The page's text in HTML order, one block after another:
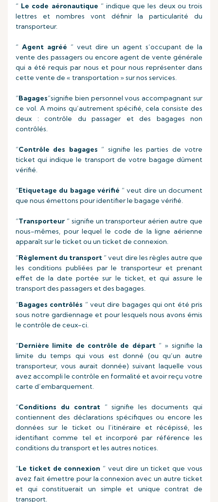
“ Le code aéronautique ” indique que les deux ou trois
lettres et nombres vont définir la particularité du
transporteur.
“ Agent agréé ” veut dire un agent s’occupant de la
vente des passagers ou encore agent de vente générale
qui a été requis par nous et pour nous représenter dans
cette vente de « transportation » sur nos services.
“Bagages”signifie bien personnel vous accompagnant sur
ce vol. A moins qu’autrement spécifié, cela consiste des
deux : contrôle du passager et des bagages non
contrôlés.
“Contrôle des bagages ” signifie les parties de votre
ticket qui indique le transport de votre bagage dûment
vérifié.
“Etiquetage du bagage vérifié ” veut dire un document
que nous émettons pour identifier le bagage vérifié.
“Transporteur ” signifie un transporteur aérien autre que
nous-mêmes, pour lequel le code de la ligne aérienne
apparaît sur le ticket ou un ticket de connexion.
“Règlement du transport ” veut dire les règles autre que
les conditions publiées par le transporteur et prenant
effet de la date portée sur le ticket, et qui assure le
transport des passagers et des bagages.
“Bagages contrôlés ” veut dire bagages qui ont été pris
sous notre gardiennage et pour lesquels nous avons émis
le contrôle de ceux-ci.
“Dernière limite de contrôle de départ” » signifie la
limite du temps qui vous est donné (ou qu’un autre
transporteur, vous aurait donnée) suivant laquelle vous
avez accompli le contrôle en formalité et avoir reçu votre
carte d’embarquement.
“Conditions du contrat” signifie les documents qui
contiennent des déclarations spécifiques ou encore les
données sur le ticket ou l’itinéraire et récépissé, les
identifiant comme tel et incorporé par référence les
conditions du transport et les autres notices.
“Le ticket de connexion ” veut dire un ticket que vous
avez fait émettre pour la connexion avec un autre ticket
et qui constituerait un simple et unique contrat de
transport.